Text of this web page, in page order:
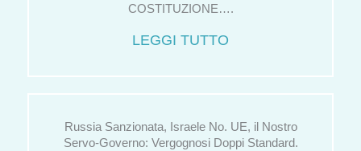
COSTITUZIONE….
LEGGI TUTTO
Russia Sanzionata, Israele No. UE, il Nostro
Servo-Governo: Vergognosi Doppi Standard.